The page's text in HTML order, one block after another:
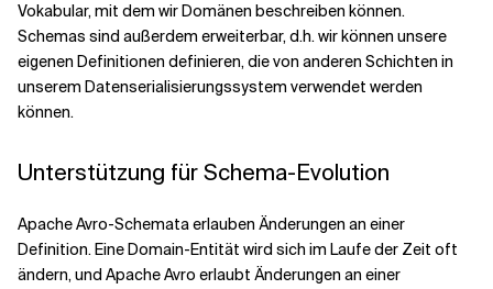
Vokabular, mit dem wir Domänen beschreiben können.
Schemas sind außerdem erweiterbar, d.h. wir können unsere
eigenen Definitionen definieren, die von anderen Schichten in
unserem Datenserialisierungssystem verwendet werden
können.
Unterstützung für Schema-Evolution
Apache Avro-Schemata erlauben Änderungen an einer
Definition. Eine Domain-Entität wird sich im Laufe der Zeit oft
ändern, und Apache Avro erlaubt Änderungen an einer